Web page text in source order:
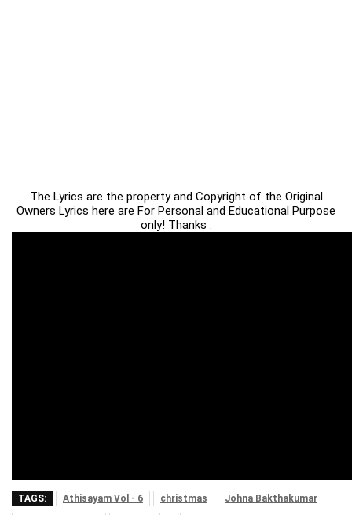
The Lyrics are the property and Copyright of the Original
Owners Lyrics here are For Personal and Educational Purpose
only! Thanks .
TAGS: Athisayam Vol - 6 christmas
Johna Bakthakumar